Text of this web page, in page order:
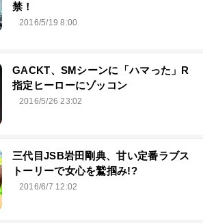
禁！
2016/5/19 8:00
GACKT、SMシーンに「ハマった」R
指定ヒーローにゾッコン
2016/5/26 23:02
三代目JSB岩田剛典、甘い定番ラブス
トーリーで女心を鷲掴み!?
2016/6/7 12:02